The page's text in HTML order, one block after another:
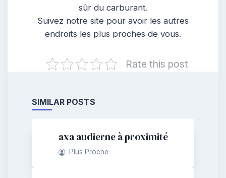
sûr du carburant.
Suivez notre site pour avoir les autres
endroits les plus proches de vous.
Rate this post
SIMILAR POSTS
axa audierne à proximité
Plus Proche